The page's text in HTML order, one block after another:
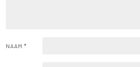
NAAM *